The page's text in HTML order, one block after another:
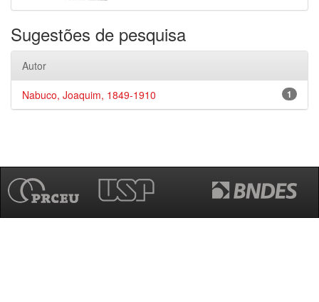
Sugestões de pesquisa
Autor
1
Nabuco, Joaquim, 1849-1910